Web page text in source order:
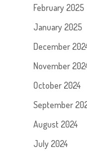
February 2025
January 2025
December
November
October 2024
September
August 2024
July 2024